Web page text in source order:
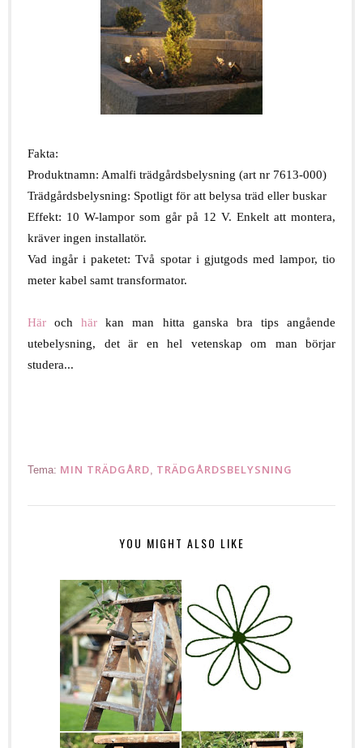
Fakta:
Produktnamn: Amalfi trädgårdsbelysning (art nr 7613-000)
Trädgårdsbelysning: Spotligt för att belysa träd eller buskar
Effekt: 10 W-lampor som går på 12 V. Enkelt att montera,
kräver ingen installatör.
Vad ingår i paketet: Två spotar i gjutgods med lampor, tio
meter kabel samt transformator.
Härochhärkan man hitta ganska bra tips angående
utebelysning, det är en hel vetenskap om man börjar
studera...
Tema: MIN TRÄDGÅRD TRÄDGÅRDSBELYSNING
YOU MIGHT ALSO LIKE